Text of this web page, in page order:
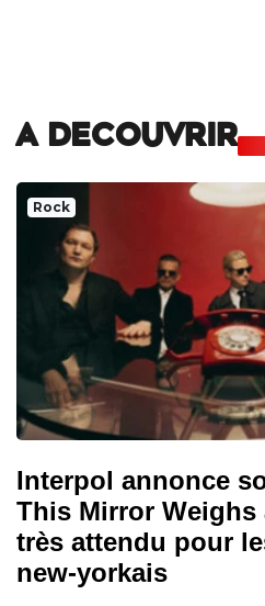
A DECOUVRIR
Rock
Interpol annonce
This Mirror
très attendu pour
new-yorkais